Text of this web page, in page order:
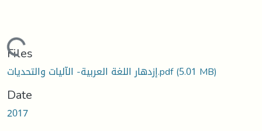
Loading...
Files
إزدهار اللغة العربية- الآليات والتحديات.pdf(5.01 MB)
Date
2017